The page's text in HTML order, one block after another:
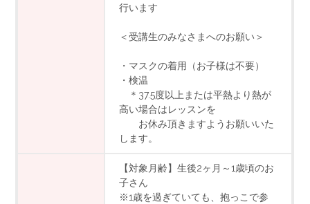
行います
＜受講生のみなさまへのお願い＞
・マスクの着用（お子様は不要）
・検温
＊37.5度以上または平熱より熱が
高い場合はレッスンを
お休み頂きますようお願いいた
します。
【対象月齢】生後2ヶ月～1歳頃のお
子さん
※1歳を過ぎていても、抱っこで参